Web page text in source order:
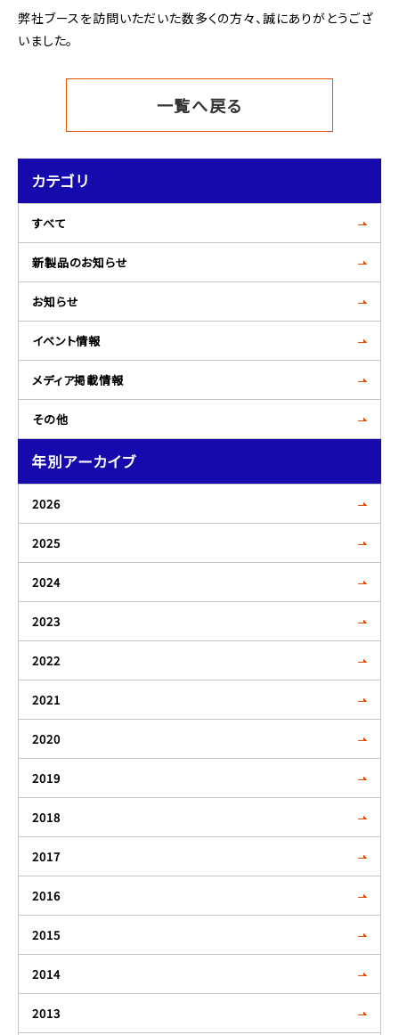
カテゴリ
すべて
新製品のお知らせ
お知らせ
イベント情報
メディア掲載情報
その他
年別アーカイブ
2026
2025
2024
2023
2022
2021
2020
2019
2018
2017
2016
2015
2014
2013
弊社ブースを訪問いただいた数多くの方々、誠にありがとうござ
いました。
一覧へ戻る